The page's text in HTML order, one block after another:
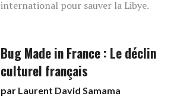
international pour sauver la Libye.
Bug Made in France : Le déclin
culturel français
par Laurent David Samama